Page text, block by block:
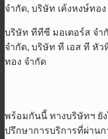
จำกัด, บริษัท เค้งหงษ์ทอง
บริษัท ทีทีซี มอเตอร์ส จำ
จำกัด, บริษัท ที เอส ที หั
ทอง จำกัด
พร้อมกันนี้ ทางบริษัทฯ ยั
ปรึกษาการบริการที่ผ่านก